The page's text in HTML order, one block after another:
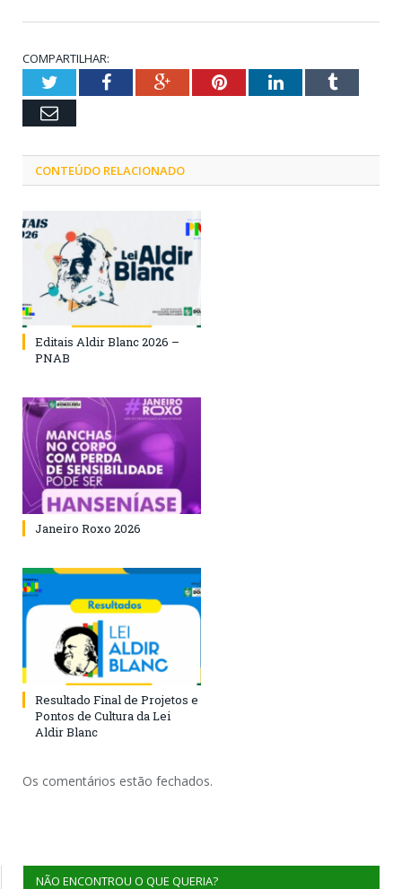
COMPARTILHAR:
TwitterFacebookGoogle+PinterestLinkedInTumblr
Email
CONTEÚDO RELACIONADO
Editais Aldir Blanc 2026 –
PNAB
Janeiro Roxo 2026
Resultado Final de Projetos e
Pontos de Cultura da Lei
Aldir Blanc
Os comentários estão fechados.
NÃO ENCONTROU O QUE QUERIA?